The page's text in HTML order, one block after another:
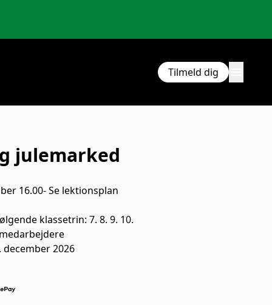
Tilmeld dig
julemarked
16.00-Se lektionsplan
klassetrin: 7. 8. 9. 10.
2026